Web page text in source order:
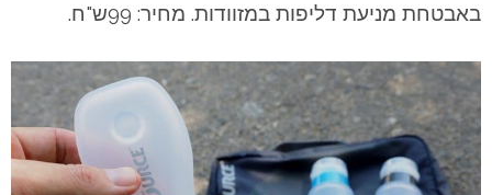
באבטחת מניעת דליפות במזוודות. מחיר: 99ש"ח.